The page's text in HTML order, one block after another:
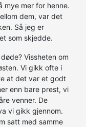
mye mer for henne.
dem, var det
Så jeg er
som skjedde.
Vissheten om
Vi gikk ofte i
at det var et godt
enn bare prest, vi
venner. De
vi gikk gjennom.
satt med samme